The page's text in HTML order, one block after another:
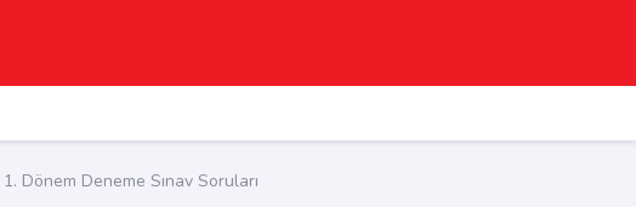
1. Dönem Deneme Sınav Soruları